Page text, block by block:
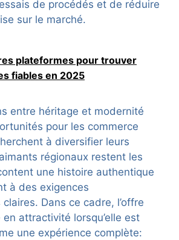
de procédés et de réduire
sur le marché.
plateformes pour trouver
fiables en 2025
entre héritage et modernité
pour les commerce
à diversifier leurs
régionaux restent les
une histoire authentique
à des exigences
Dans ce cadre, l’offre
attractivité lorsqu’elle est
une expérience complète: